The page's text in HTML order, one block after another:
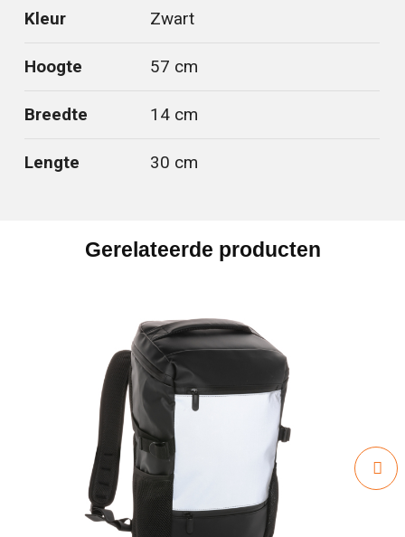
Kleur Zwart
Hoogte 57 cm
Breedte 14 cm
Lengte 30 cm
Gerelateerde producten